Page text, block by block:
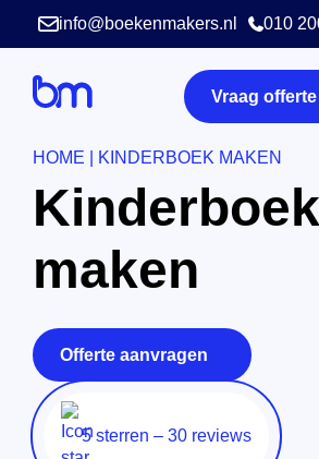
info@boekenmakers.nl 010
Vraag offerte
HOME KINDERBOEK MAKEN
Kinderboek
maken
Offerte aanvragen
5 sterren – 30 reviews